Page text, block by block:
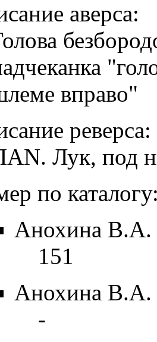
аверса:
вправо"
реверса:
Лук, под
по
Анохина В.А.
151
Анохина В.А.
-